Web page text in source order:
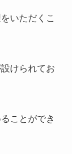
いただくこ
けられてお
ことができ